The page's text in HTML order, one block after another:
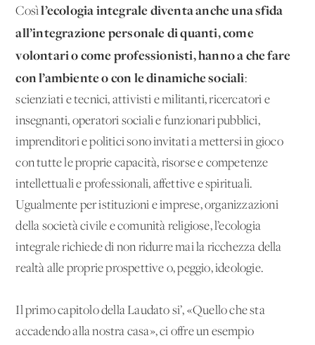
Cosìl’ecologia integrale diventa anche una sfida
all’integrazione personale di quanti, come
volontari o come professionisti, hanno a che fare
con l’ambiente o con le dinamiche sociali:
scienziati e tecnici, attivisti e militanti, ricercatori e
insegnanti, operatori sociali e funzionari pubblici,
imprenditori e politici sono invitati a mettersi in gioco
con tutte le proprie capacità, risorse e competenze
intellettuali e professionali, affettive e spirituali.
Ugualmente per istituzioni e imprese, organizzazioni
della società civile e comunità religiose, l’ecologia
integrale richiede di non ridurre mai la ricchezza della
realtà alle proprie prospettive o, peggio, ideologie.
Il primo capitolo della Laudato si’, «Quello che sta
accadendo alla nostra casa», ci offre un esempio